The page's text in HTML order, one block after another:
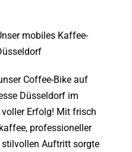
mobiles Kaffee-
Coffee-Bike auf
Düsseldorf im
Erfolg! Mit frisch
professioneller
Auftritt sorgte